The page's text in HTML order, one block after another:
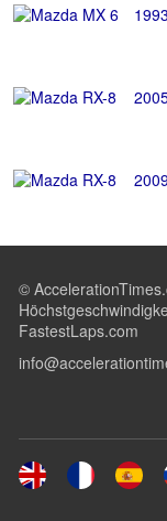
©
FastestLaps.com